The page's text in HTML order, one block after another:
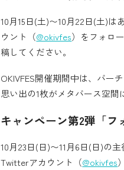
10月15日(土)〜10月22日(土)
ウント（@okivfes）をフォロ
稿してください。
OKIVFES開催期間中は、バー
思い出の1枚がメタバース空間
キャンペーン第2弾「フ
10月23日(日)〜11月6日(日)の
Twitterアカウント（@okivfes